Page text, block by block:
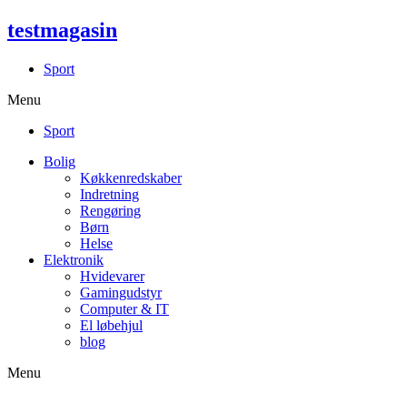
testmagasin
Sport
Menu
Sport
Bolig
Køkkenredskaber
Indretning
Rengøring
Børn
Helse
Elektronik
Hvidevarer
Gamingudstyr
Computer & IT
El løbehjul
blog
Menu